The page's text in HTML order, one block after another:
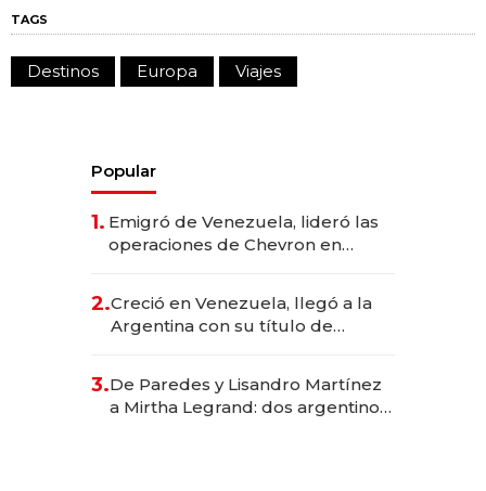
TAGS
Destinos Europa Viajes
Popular
1. Emigró de Venezuela, lideró las
operaciones de Chevron en
2.Creció en Venezuela, llegó a la
Argentina con su título de
las marcas "fast premium"
3.De Paredes y Lisandro Martínez
a Mirtha Legrand: dos argentinos